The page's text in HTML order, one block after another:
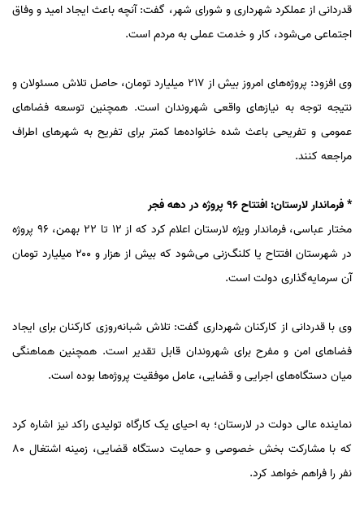
قدردانی از عملکرد شهرداری و شورای شهر، گفت: آنچه باعث ایجاد امید و وفاق
اجتماعی می‌شود، کار و خدمت عملی به مردم است.
وی افزود: پروژه‌های امروز بیش از ۲۱۷ میلیارد تومان، حاصل تلاش مسئولان و
نتیجه توجه به نیازهای واقعی شهروندان است. همچنین توسعه فضاهای
عمومی و تفریحی باعث شده خانواده‌ها کمتر برای تفریح به شهرهای اطراف
مراجعه کنند.
* فرماندار لارستان: افتتاح ۹۶ پروژه در دهه فجر
مختار عباسی، فرماندار ویژه لارستان اعلام کرد که از ۱۲ تا ۲۲ بهمن، ۹۶ پروژه
در شهرستان افتتاح یا کلنگ‌زنی می‌شود که بیش از هزار و ۲۰۰ میلیارد تومان
آن سرمایه‌گذاری دولت است.
وی با قدردانی از کارکنان شهرداری گفت: تلاش شبانه‌روزی کارکنان برای ایجاد
فضاهای امن و مفرح برای شهروندان قابل تقدیر است. همچنین هماهنگی
میان دستگاه‌های اجرایی و قضایی، عامل موفقیت پروژه‌ها بوده است.
نماینده عالی دولت در لارستان؛ به احیای یک کارگاه تولیدی راکد نیز اشاره کرد
که با مشارکت بخش خصوصی و حمایت دستگاه قضایی، زمینه اشتغال ۸۰
نفر را فراهم خواهد کرد.